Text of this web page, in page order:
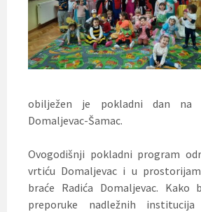
obilježen je pokladni dan na
Domaljevac-Šamac.
Ovogodišnji pokladni program
vrtiću Domaljevac i u
braće Radića Domaljevac. Kako
preporuke nadležnih institucija